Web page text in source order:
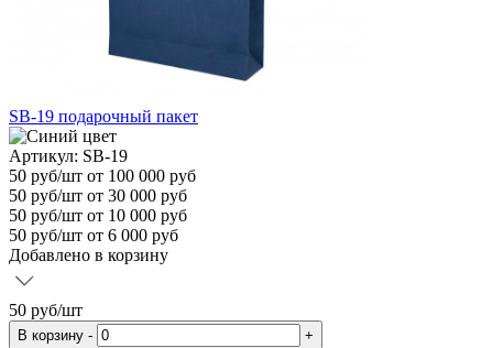
SB-19 подарочный пакет
Артикул: SB-19
50 руб/шт от 100 000 руб
50 руб/шт от 30 000 руб
50 руб/шт от 10 000 руб
50 руб/шт от 6 000 руб
Добавлено в корзину
50 руб/шт
В корзину - +